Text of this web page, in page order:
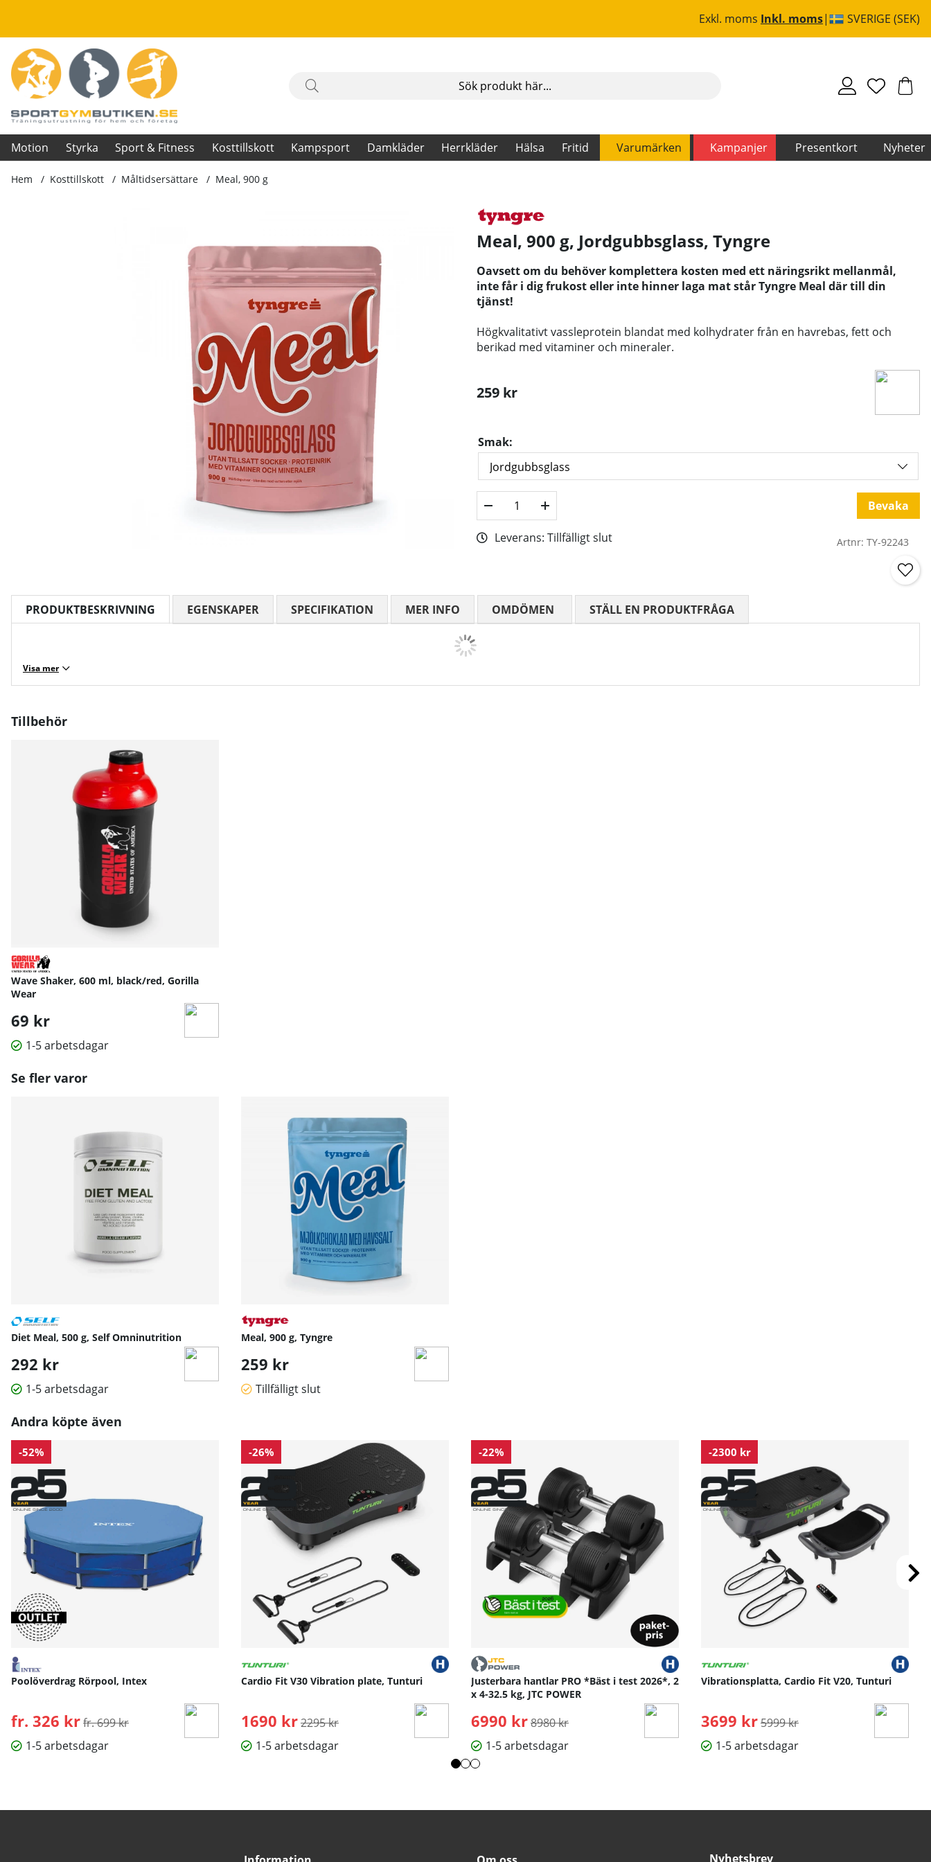
Exkl. moms Inkl. moms SVERIGE (SEK)
Motion Styrka Sport & Fitness Kosttillskott Kampsport Damkläder Herrkläder Hälsa Fritid Varumärken Kampanjer Presentkort Nyheter
Hem Kosttillskott Måltidsersättare Meal, 900 g
Meal, 900 g, Jordgubbsglass, Tyngre
Oavsett om du behöver komplettera kosten med ett näringsrikt mellanmål,
inte får i dig frukost eller inte hinner laga mat står Tyngre Meal där till din
tjänst!
Högkvalitativt vassleprotein blandat med kolhydrater från en havrebas, fett och
berikad med vitaminer och mineraler.
259 kr
Smak:
Bevaka
Leverans: Tillfälligt slut Artnr: TY-92243
PRODUKTBESKRIVNING
Visa mer
EGENSKAPER SPECIFIKATION MER INFO OMDÖMEN MEDELBETYG 0 AV 5 ANTAL BETYG 0
STÄLL EN PRODUKTFRÅGA
Tillbehör
Wave Shaker, 600 ml, black/red, Gorilla
Wear
69 kr
1-5 arbetsdagar
Se fler varor
Diet Meal, 500 g, Self Omninutrition
292 kr
1-5 arbetsdagar
Meal, 900 g, Tyngre
259 kr
Tillfälligt slut
Andra köpte även
-52%
Poolöverdrag Rörpool, Intex
fr. 326 krOrdinarie pris:
fr. 699 kr
1-5 arbetsdagar
-26%
Cardio Fit V30 Vibration plate, Tunturi
1690 kr Ordinarie pris:
2295 kr
1-5 arbetsdagar
-22%
Justerbara hantlar PRO *Bäst i test 2026*, 2
x 4-32.5 kg, JTC POWER
6990 kr Ordinarie pris:
8980 kr
1-5 arbetsdagar
-2300 kr
Vibrationsplatta, Cardio Fit V20, Tunturi
3699 kr Ordinarie pris:
5999 kr
1-5 arbetsdagar
Nyhetsbrev